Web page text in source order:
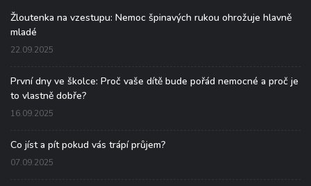
Žloutenka na vzestupu: Nemoc špinavých rukou ohrožuje hlavně
mladé
22.09.2025
První dny ve školce: Proč vaše dítě bude pořád nemocné a proč je
to vlastně dobře?
16.09.2025
Co jíst a pít pokud vás trápí průjem?
07.09.2025